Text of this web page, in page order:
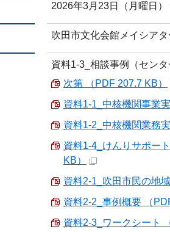
2026年3月23日（月曜日
吹田市文化会館メイシア
資料1-3_相談事例（セン
次第 （PDF 207.7 KB）
資料1-1_中核機関事業
資料1-2_中核機関業務
資料1-4_けんりサポー
KB）
資料2-1_吹田市民の地
資料2-2_事例概要 （
資料2-3_ワークシート